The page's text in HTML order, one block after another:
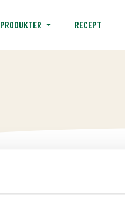
PRODUKTER RECEPT